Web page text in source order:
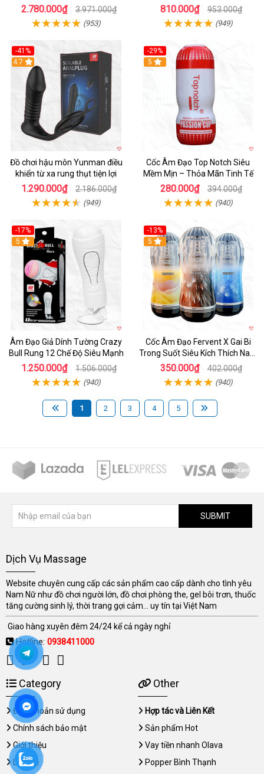
2.780.000₫ 3.971.000₫
(953)
khoái cảm
810.000₫ 953.000₫
(949)
-41%
Hot
4.7
Đồ chơi hậu môn Yunman điều
khiển từ xa rung thụt tiện lợi
1.290.000₫ 2.186.000₫
(949)
-29%
5
Cốc Âm Đạo Top Notch Siêu
Mềm Mịn – Thỏa Mãn Tinh Tế
280.000₫ 394.000₫
(940)
-17%
5
Âm Đạo Giả Dính Tường Crazy
Bull Rung 12 Chế Độ Siêu Mạnh
1.250.000₫ 1.506.000₫
(940)
-13%
Hot
5
Cốc Âm Đạo Fervent X Gai Bi
Trong Suốt Siêu Kích Thích Nam
Giới
350.000₫ 402.000₫
(940)
1 2 3 4 5
SUBMIT
Dịch Vụ Massage
Website chuyên cung cấp các sản phẩm cao cấp dành cho tình yêu
Nam Nữ như đồ chơi người lớn, đồ chơi phòng the, gel bôi trơn, thuốc
tăng cường sinh lý, thời trang gợi cảm... uy tín tại Việt Nam
Giao hàng xuyên đêm 24/24 kể cả ngày nghỉ
Hotline: 0938411000
Category
Điều khoản sử dụng
Chính sách bảo mật
Giới thiệu
Liên hệ
Other
Hợp tác và Liên Kết
Sản phẩm Hot
Vay tiền nhanh Olava
Popper Bình Thạnh